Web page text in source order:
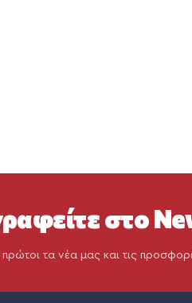
στο
πρώτοι τα νέα μας και τις